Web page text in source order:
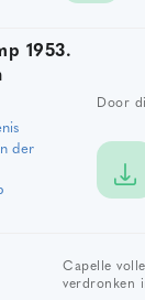
1953.
Door
der
Capelle
verdronken